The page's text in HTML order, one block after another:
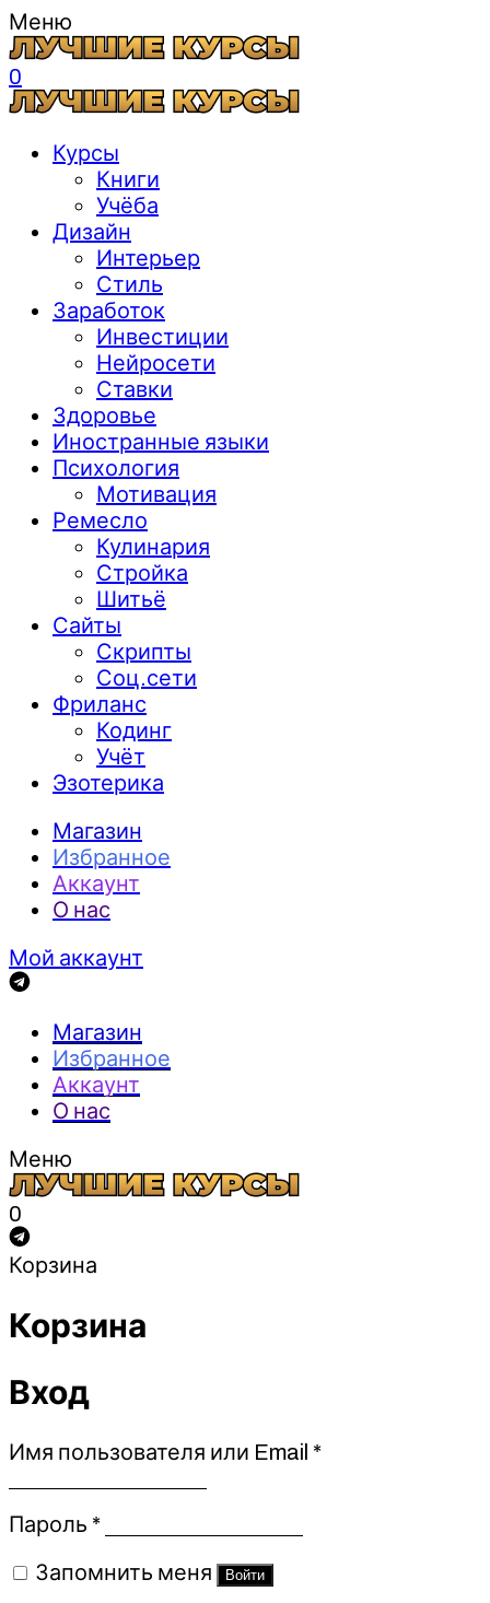
Меню
0
Курсы
Книги
Учёба
Дизайн
Интерьер
Стиль
Заработок
Инвестиции
Нейросети
Ставки
Здоровье
Иностранные языки
Психология
Мотивация
Ремесло
Кулинария
Стройка
Шитьё
Сайты
Скрипты
Соц.сети
Фриланс
Кодинг
Учёт
Эзотерика
Магазин
Избранное
Аккаунт
О нас
Мой аккаунт
Магазин
Избранное
Аккаунт
О нас
Меню
0
Корзина
Корзина
Вход
Имя пользователя или Email *Обязательно
Пароль *Обязательно
Запомнить меня Войти